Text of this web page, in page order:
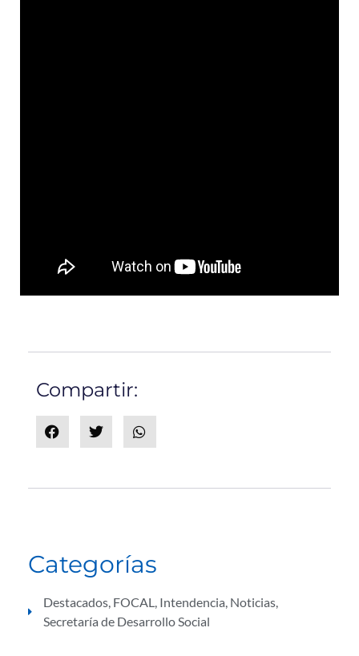
Compartir:
Categorías
Destacados, FOCAL, Intendencia, Noticias,
Secretaría de Desarrollo Social